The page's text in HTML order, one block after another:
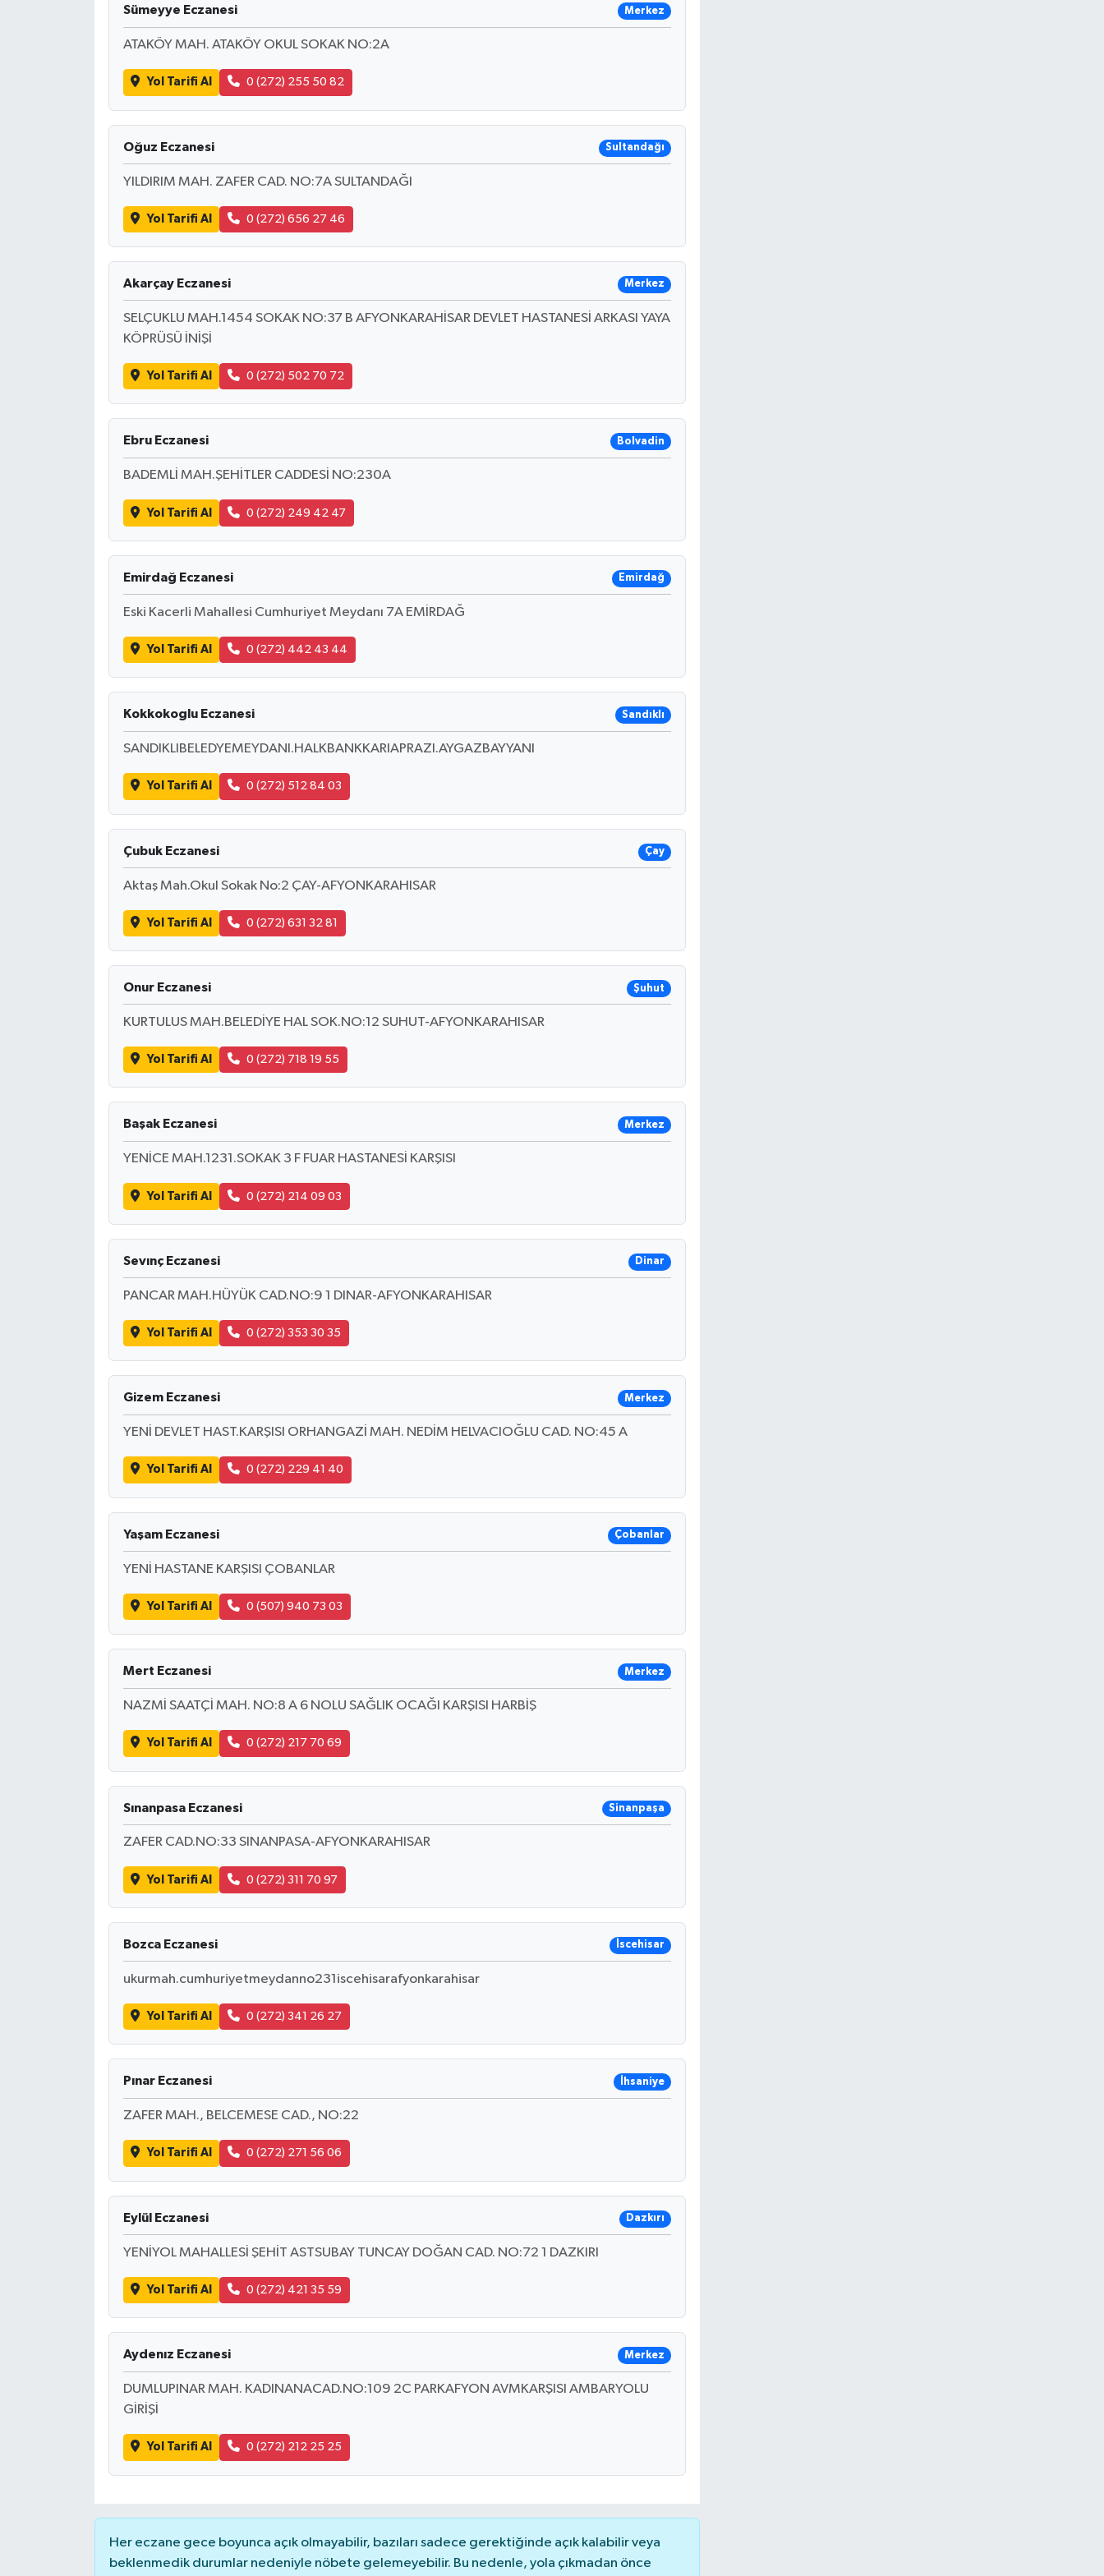
Sümeyye Eczanesi Merkez
ATAKÖY MAH. ATAKÖY OKUL SOKAK NO:2A
Yol Tarifi Al 0 (272) 255 50 82
Oğuz Eczanesi Sultandağı
YILDIRIM MAH. ZAFER CAD. NO:7A SULTANDAĞI
Yol Tarifi Al 0 (272) 656 27 46
Akarçay Eczanesi Merkez
SELÇUKLU MAH.1454 SOKAK NO:37 B AFYONKARAHİSAR DEVLET HASTANESİ ARKASI YAYA
KÖPRÜSÜ İNİŞİ
Yol Tarifi Al 0 (272) 502 70 72
Ebru Eczanesi Bolvadin
BADEMLİ MAH.ŞEHİTLER CADDESİ NO:230A
Yol Tarifi Al 0 (272) 249 42 47
Emirdağ Eczanesi Emirdağ
Eski Kacerli Mahallesi Cumhuriyet Meydanı 7A EMİRDAĞ
Yol Tarifi Al 0 (272) 442 43 44
Kokkokoglu Eczanesi Sandıklı
SANDIKLIBELEDYEMEYDANI.HALKBANKKARIAPRAZI.AYGAZBAYYANI
Yol Tarifi Al 0 (272) 512 84 03
Çubuk Eczanesi Çay
Aktaş Mah.Okul Sokak No:2 ÇAY-AFYONKARAHISAR
Yol Tarifi Al 0 (272) 631 32 81
Onur Eczanesi Şuhut
KURTULUS MAH.BELEDİYE HAL SOK.NO:12 SUHUT-AFYONKARAHISAR
Yol Tarifi Al 0 (272) 718 19 55
Başak Eczanesi Merkez
YENİCE MAH.1231.SOKAK 3 F FUAR HASTANESİ KARŞISI
Yol Tarifi Al 0 (272) 214 09 03
Sevınç Eczanesi Dinar
PANCAR MAH.HÜYÜK CAD.NO:9 1 DINAR-AFYONKARAHISAR
Yol Tarifi Al 0 (272) 353 30 35
Gizem Eczanesi Merkez
YENİ DEVLET HAST.KARŞISI ORHANGAZİ MAH. NEDİM HELVACIOĞLU CAD. NO:45 A
Yol Tarifi Al 0 (272) 229 41 40
Yaşam Eczanesi Çobanlar
YENİ HASTANE KARŞISI ÇOBANLAR
Yol Tarifi Al 0 (507) 940 73 03
Mert Eczanesi Merkez
NAZMİ SAATÇİ MAH. NO:8 A 6 NOLU SAĞLIK OCAĞI KARŞISI HARBİŞ
Yol Tarifi Al 0 (272) 217 70 69
Sınanpasa Eczanesi Sinanpaşa
ZAFER CAD.NO:33 SINANPASA-AFYONKARAHISAR
Yol Tarifi Al 0 (272) 311 70 97
Bozca Eczanesi İscehisar
ukurmah.cumhuriyetmeydanno231iscehisarafyonkarahisar
Yol Tarifi Al 0 (272) 341 26 27
Pınar Eczanesi İhsaniye
ZAFER MAH., BELCEMESE CAD., NO:22
Yol Tarifi Al 0 (272) 271 56 06
Eylül Eczanesi Dazkırı
YENİYOL MAHALLESİ ŞEHİT ASTSUBAY TUNCAY DOĞAN CAD. NO:72 1 DAZKIRI
Yol Tarifi Al 0 (272) 421 35 59
Aydenız Eczanesi Merkez
DUMLUPINAR MAH. KADINANACAD.NO:109 2C PARKAFYON AVMKARŞISI AMBARYOLU
GİRİŞİ
Yol Tarifi Al 0 (272) 212 25 25
Her eczane gece boyunca açık olmayabilir, bazıları sadece gerektiğinde açık kalabilir veya
beklenmedik durumlar nedeniyle nöbete gelemeyebilir. Bu nedenle, yola çıkmadan önce
İLÇE HABERLERİ
KÜLTÜR-SANAT
KADIN-AİLE
YEREL YÖNETİM
SEÇİM 2011
ÜÇÜNCÜ SAYFA
SİVİL TOPLUM
SEÇİM 2014
ÇEK GÖNDER
BİLİM TEKNOLOJİ
YARIŞMALAR
HABERDE İNSAN